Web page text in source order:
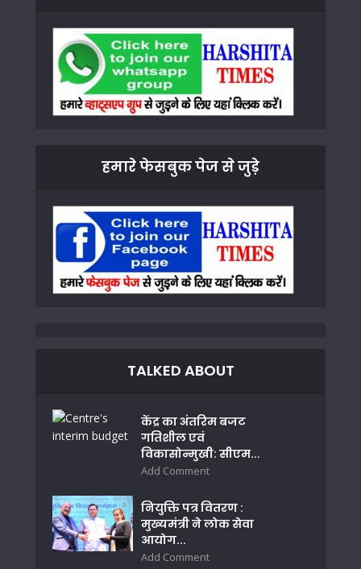
हमारे फेसबुक पेज से जुड़े
TALKED ABOUT
केंद्र का अंतरिम बजट
गतिशील एवं
विकासोन्मुखी: सीएम...
Add Comment
नियुक्ति पत्र वितरण :
मुख्यमंत्री ने लोक सेवा
आयोग...
Add Comment